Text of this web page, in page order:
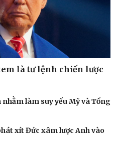
là tư lệnh chiến lược
làm suy yếu Mỹ và Tổng
xít Đức xâm lược Anh vào